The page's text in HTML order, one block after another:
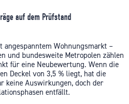
auf dem Prüfstand
Wohnungsmarkt –
und bundesweite Metropolen zählen
für eine Neubewertung. Wenn die
Deckel von 3,5 % liegt, hat die
keine Auswirkungen, doch der
entfällt.